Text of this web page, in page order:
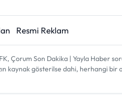
Resmi Reklam
Çorum Son Dakika | Yayla Haber
kaynak gösterilse dahi, herhangi bir